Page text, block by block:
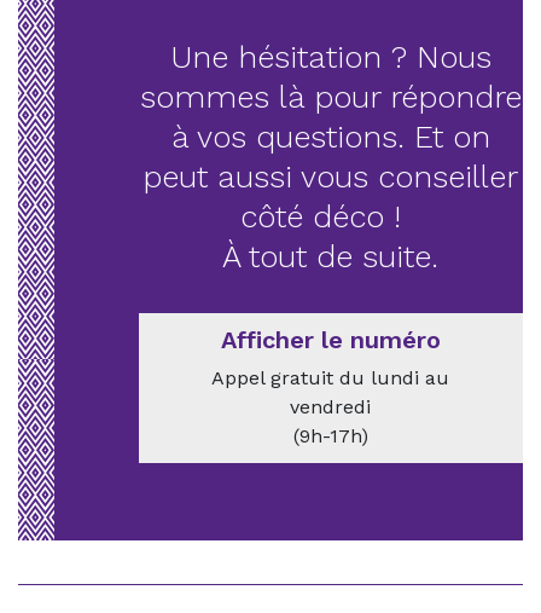
Une hésitation ? Nous
sommes là pour répondre
à vos questions. Et on
peut aussi vous conseiller
côté déco !
À tout de suite.
Afficher le numéro
Appel gratuit du lundi au
vendredi
(9h-17h)